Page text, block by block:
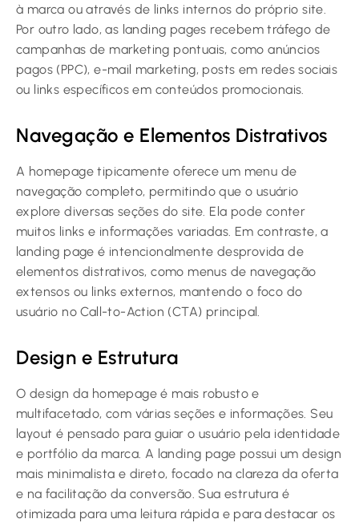
à marca ou através de links internos do próprio site.
Por outro lado, as landing pages recebem tráfego de
campanhas de marketing pontuais, como anúncios
pagos (PPC), e-mail marketing, posts em redes sociais
ou links específicos em conteúdos promocionais.
Navegação e Elementos Distrativos
A homepage tipicamente oferece um menu de
navegação completo, permitindo que o usuário
explore diversas seções do site. Ela pode conter
muitos links e informações variadas. Em contraste, a
landing page é intencionalmente desprovida de
elementos distrativos, como menus de navegação
extensos ou links externos, mantendo o foco do
usuário no Call-to-Action (CTA) principal.
Design e Estrutura
O design da homepage é mais robusto e
multifacetado, com várias seções e informações. Seu
layout é pensado para guiar o usuário pela identidade
e portfólio da marca. A landing page possui um design
mais minimalista e direto, focado na clareza da oferta
e na facilitação da conversão. Sua estrutura é
otimizada para uma leitura rápida e para destacar os